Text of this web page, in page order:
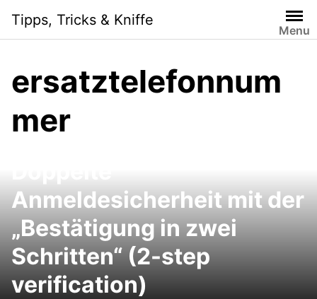
content
Tipps, Tricks & Kniffe
Menu
ersatztelefonnum
mer
Google-Konto mit „Zwei-
Anmeldesicherheit mit der
„Bestätigung in zwei
Schritten“ (2-step
verification)